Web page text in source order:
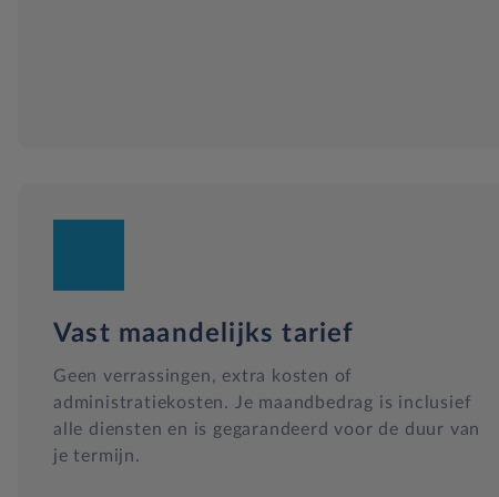
Vast maandelijks tarief
Geen verrassingen, extra kosten of
administratiekosten. Je maandbedrag is inclusief
alle diensten en is gegarandeerd voor de duur van
je termijn.